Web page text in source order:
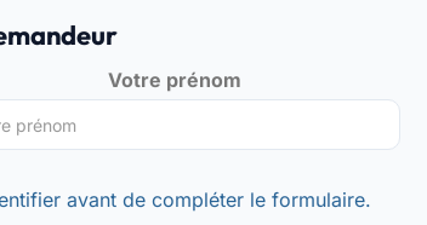
Votre prénom
avant de compléter le formulaire.